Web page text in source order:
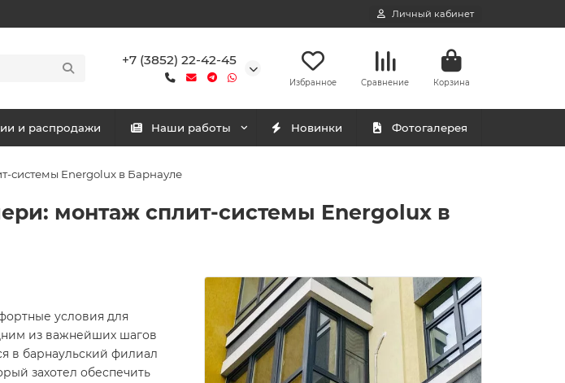
Личный кабинет
+7 (3852) 22-42-45
Избранное Сравнение Корзина
и распродажи Наши работы Новинки Фотогалерея
системы Energolux в Барнауле
монтаж сплит-системы Energolux в
условия для
из важнейших шагов
в барнаульский филиал
захотел обеспечить